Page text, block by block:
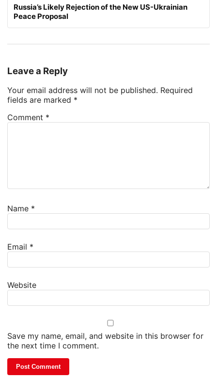
Russia’s Likely Rejection of the New US-Ukrainian
Peace Proposal
Leave a Reply
Your email address will not be published. Required
fields are marked *
Comment *
Name *
Email *
Website
Save my name, email, and website in this browser for
the next time I comment.